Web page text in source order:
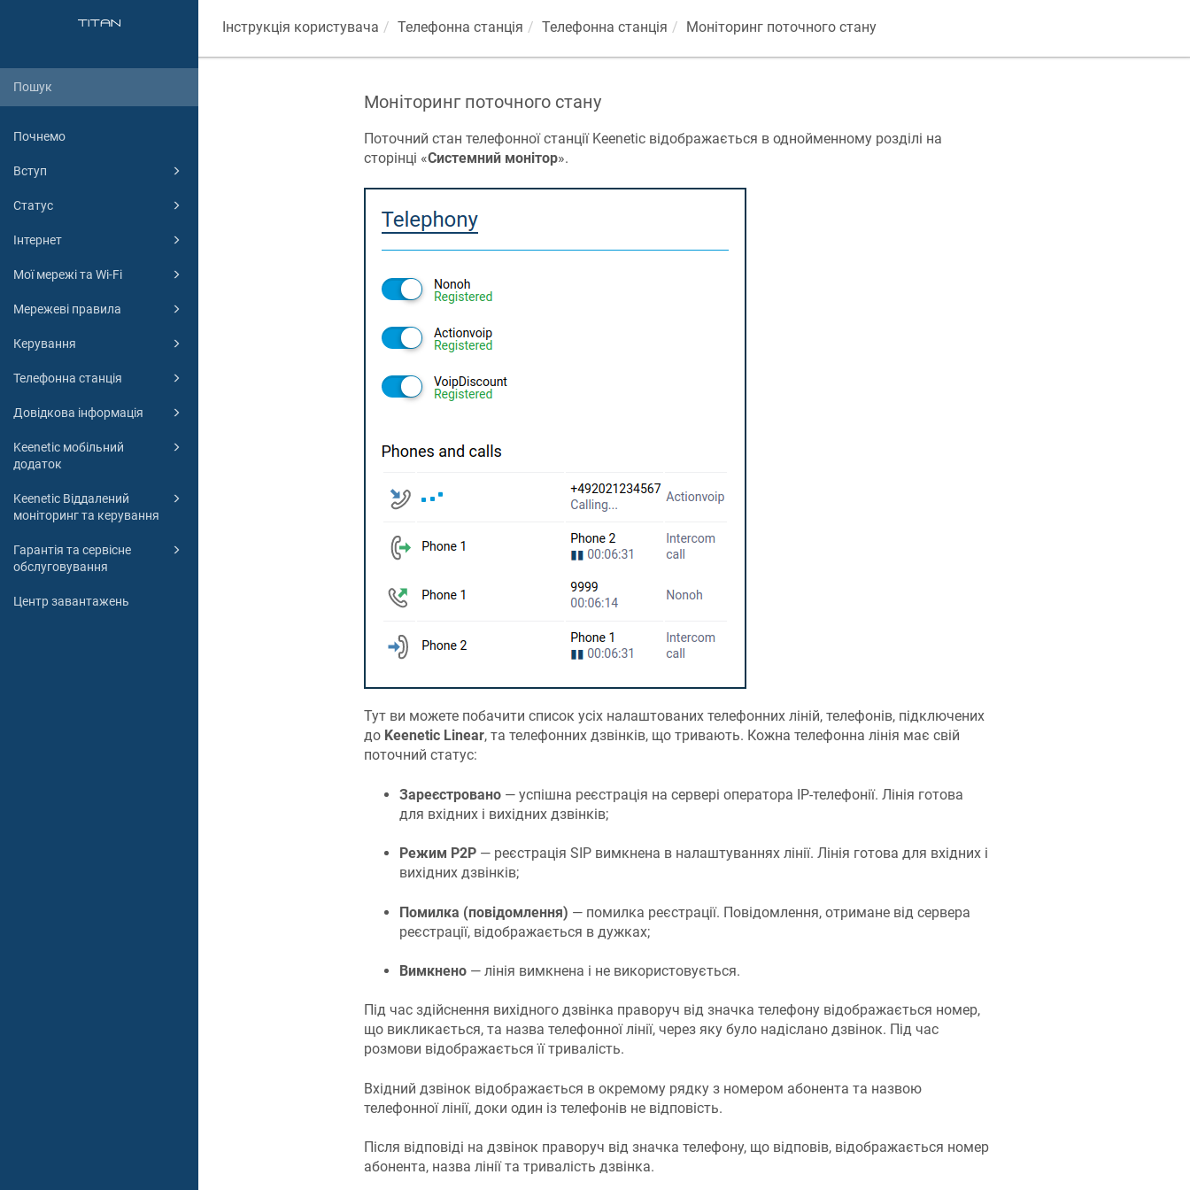
Почнемо
Вступ
Статус
Інтернет
Мої мережі та Wi-Fi
Мережеві правила
Керування
Телефонна станція
Довідкова інформація
Keenetic мобільний
додаток
Keenetic Віддалений
моніторинг та керування
Гарантія та сервісне
обслуговування
Центр завантажень
Інструкція користувача Телефонна станція Телефонна станція Моніторинг поточного стану
Моніторинг поточного стану
Поточний стан телефонної станції Keeneticвідображається в однойменному розділі на
сторінці «Системний монітор».
Тут ви можете побачити список усіх налаштованих телефонних ліній, телефонів, підключених
до KeeneticLinear, та телефонних дзвінків, що тривають. Кожна телефонна лінія має свій
поточний статус:
Зареєстровано— успішна реєстрація на сервері оператора IP-телефонії. Лінія готова
для вхідних і вихідних дзвінків;
Режим P2P— реєстрація SIP вимкнена в налаштуваннях лінії. Лінія готова для вхідних і
вихідних дзвінків;
Помилка (повідомлення) — помилка реєстрації. Повідомлення, отримане від сервера
реєстрації, відображається в дужках;
Вимкнено— лінія вимкнена і не використовується.
Під час здійснення вихідного дзвінка праворуч від значка телефону відображається номер,
що викликається, та назва телефонної лінії, через яку було надіслано дзвінок. Під час
розмови відображається її тривалість.
Вхідний дзвінок відображається в окремому рядку з номером абонента та назвою
телефонної лінії, доки один із телефонів не відповість.
Після відповіді на дзвінок праворуч від значка телефону, що відповів, відображається номер
абонента, назва лінії та тривалість дзвінка.